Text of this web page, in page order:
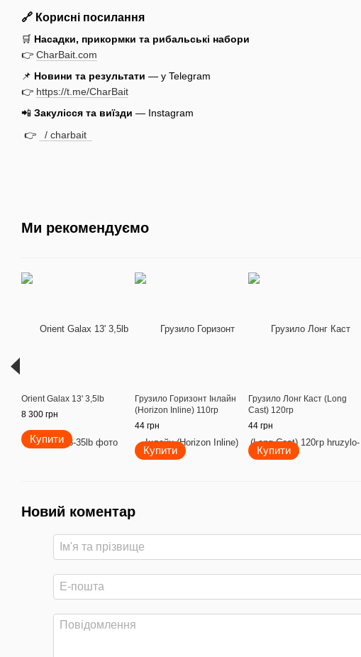
🔗 Корисні посилання
🛒 Насадки, прикормки та рибальські набори
👉 CharBait.com
📌 Новини та результати — у Telegram
👉 https://t.me/CharBait
📲 Закулісся та виїзди — Instagram
👉
/ charbait
Ми рекомендуємо
Orient Galax 13' 3,5lb
8 300 грн
Купити
Грузило Горизонт Інлайн
(Horizon Inline) 110гр
44 грн
Купити
Грузило Лонг Каст (Long
Cast) 120гр
44 грн
Купити
Новий коментар